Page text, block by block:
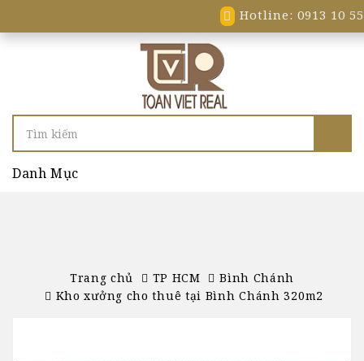
Hotline: 0913 10
Danh Mục
Trang chủ TP HCM
Bình Chánh
Kho xưởng cho thuê tại Bình Chánh 320m2